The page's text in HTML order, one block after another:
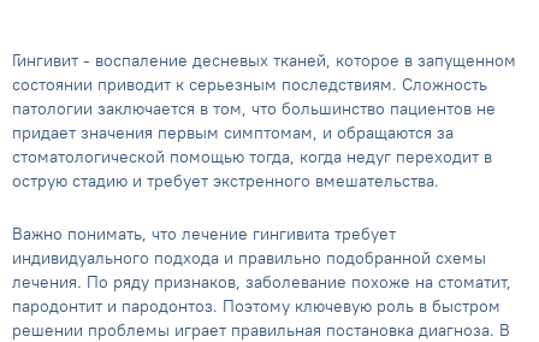
Гингивит - воспаление десневых тканей, которое в запущенном
состоянии приводит к серьезным последствиям. Сложность
патологии заключается в том, что большинство пациентов не
придает значения первым симптомам, и обращаются за
стоматологической помощью тогда, когда недуг переходит в
острую стадию и требует экстренного вмешательства.
Важно понимать, что лечение гингивита требует
индивидуального подхода и правильно подобранной схемы
лечения. По ряду признаков, заболевание похоже на стоматит,
пародонтит и пародонтоз. Поэтому ключевую роль в быстром
решении проблемы играет правильная постановка диагноза. В